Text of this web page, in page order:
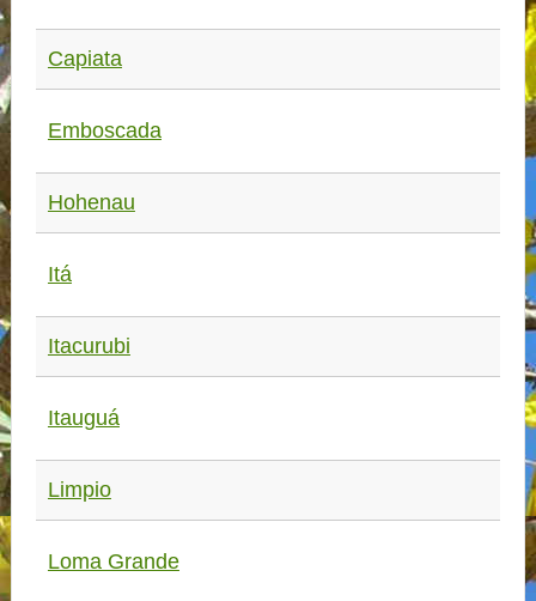
Capiata
Emboscada
Hohenau
Itá
Itacurubi
Itauguá
Limpio
Loma Grande